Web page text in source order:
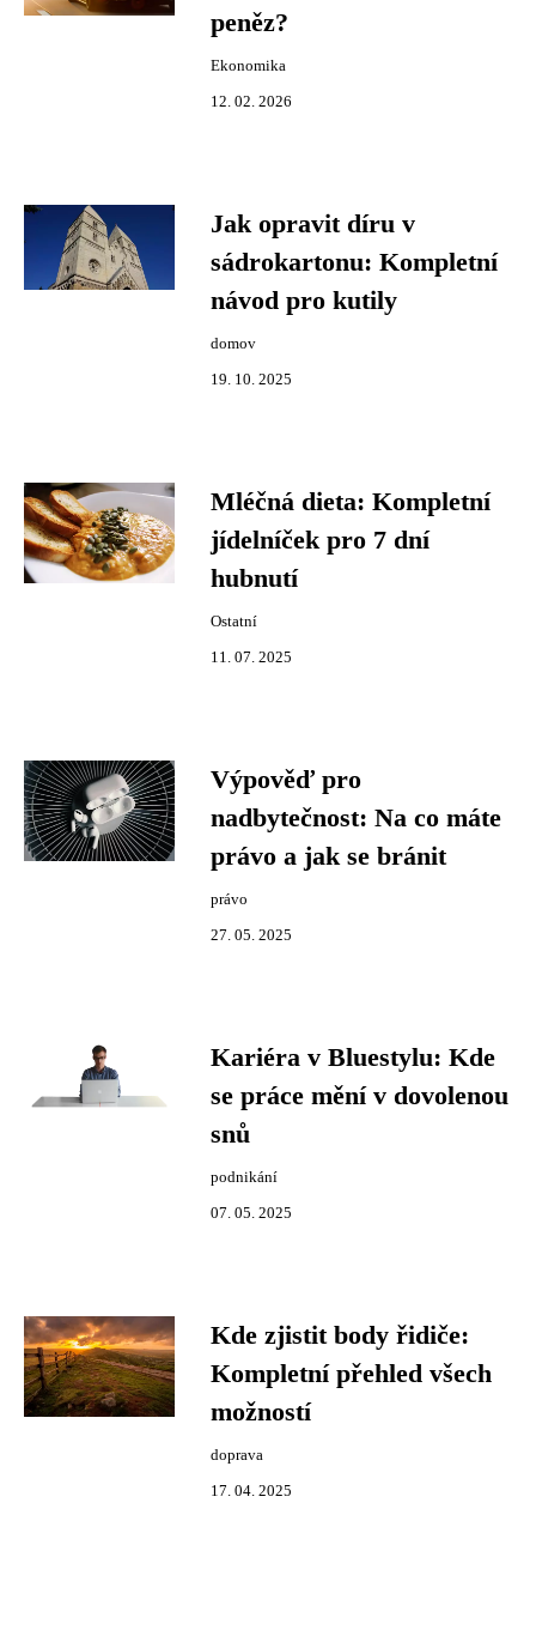
peněz?
Ekonomika
12. 02. 2026
Jak opravit díru v
sádrokartonu: Kompletní
návod pro kutily
domov
19. 10. 2025
Mléčná dieta: Kompletní
jídelníček pro 7 dní
hubnutí
Ostatní
11. 07. 2025
Výpověď pro
nadbytečnost: Na co máte
právo a jak se bránit
právo
27. 05. 2025
Kariéra v Bluestylu: Kde
se práce mění v dovolenou
snů
podnikání
07. 05. 2025
Kde zjistit body řidiče:
Kompletní přehled všech
možností
doprava
17. 04. 2025